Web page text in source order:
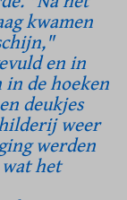
kwamen
en in
in de hoeken
deukjes
weer
werden
het